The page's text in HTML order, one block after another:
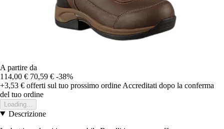
A partire da
114,00 € 70,59 € -38%
+3,53 € offerti sul tuo prossimo ordine Accreditati dopo la conferma
del tuo ordine
Loading...
Descrizione